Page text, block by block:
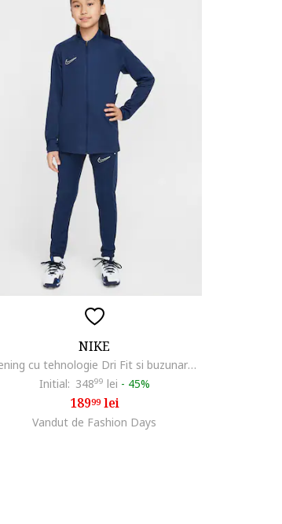
NIKE
Trening cu tehnologie Dri Fit si buzunare pentru fotbal, Alb/Albastru inchis
Initial: 34899 lei - 45%
18999lei
Vandut de Fashion Days